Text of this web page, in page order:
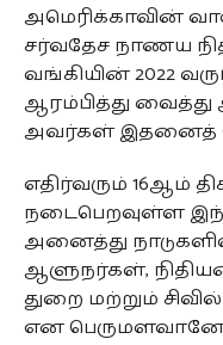
அமெரிக்காவின்
சர்வதேச நாணய
வங்கியின் 2022
ஆரம்பித்து
அவர்கள் இதனைத்
எதிர்வரும் 16ஆம்
நடைபெறவுள்ள
அனைத்து
ஆளுநர்கள்,
துறை மற்றும் சிவில்
என